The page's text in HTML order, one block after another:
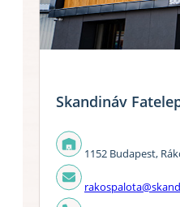
Skandináv
1152 Budapest,